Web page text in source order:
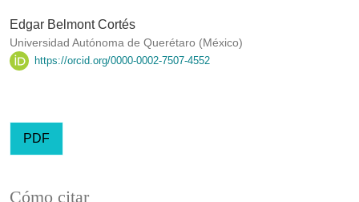
Edgar Belmont Cortés
Universidad Autónoma de Querétaro (México)
https://orcid.org/0000-0002-7507-4552
PDF
Cómo citar